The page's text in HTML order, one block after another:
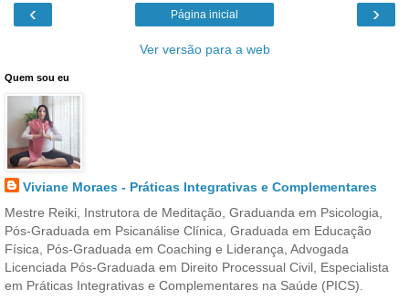
‹ ›
Página inicial
Ver versão para a web
Quem sou eu
Viviane Moraes - Práticas Integrativas e Complementares
Mestre Reiki, Instrutora de Meditação, Graduanda em Psicologia,
Pós-Graduada em Psicanálise Clínica, Graduada em Educação
Física, Pós-Graduada em Coaching e Liderança, Advogada
Licenciada Pós-Graduada em Direito Processual Civil, Especialista
em Práticas Integrativas e Complementares na Saúde (PICS).